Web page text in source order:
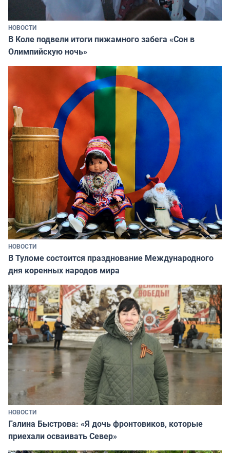
НОВОСТИ
В Коле подвели итоги пижамного забега «Сон в
Олимпийскую ночь»
НОВОСТИ
В Туломе состоится празднование Международного
дня коренных народов мира
НОВОСТИ
Галина Быстрова: «Я дочь фронтовиков, которые
приехали осваивать Север»